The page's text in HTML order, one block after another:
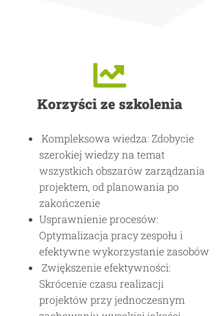
Korzyści ze szkolenia
Kompleksowa wiedza: Zdobycie
szerokiej wiedzy na temat
wszystkich obszarów zarządzania
projektem, od planowania po
zakończenie
Usprawnienie procesów:
Optymalizacja pracy zespołu i
efektywne wykorzystanie zasobów
Zwiększenie efektywności:
Skrócenie czasu realizacji
projektów przy jednoczesnym